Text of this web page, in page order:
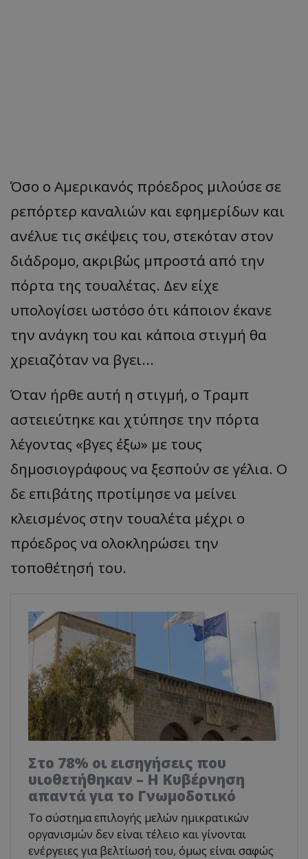
Όσο ο Αμερικανός πρόεδρος μιλούσε σε
ρεπόρτερ καναλιών και εφημερίδων και
ανέλυε τις σκέψεις του, στεκόταν στον
διάδρομο, ακριβώς μπροστά από την
πόρτα της τουαλέτας. Δεν είχε
υπολογίσει ωστόσο ότι κάποιον έκανε
την ανάγκη του και κάποια στιγμή θα
χρειαζόταν να βγει...
Όταν ήρθε αυτή η στιγμή, ο Τραμπ
αστειεύτηκε και χτύπησε την πόρτα
λέγοντας «βγες έξω» με τους
δημοσιογράφους να ξεσπούν σε γέλια. Ο
δε επιβάτης προτίμησε να μείνει
κλεισμένος στην τουαλέτα μέχρι ο
πρόεδρος να ολοκληρώσει την
τοποθέτησή του.
Στο 78% οι εισηγήσεις που
υιοθετήθηκαν – Η Κυβέρνηση
απαντά για το Γνωμοδοτικό
Το σύστημα επιλογής μελών ημικρατικών
οργανισμών δεν είναι τέλειο και γίνονται
ενέργειες για βελτίωσή του, όμως είναι σαφώς